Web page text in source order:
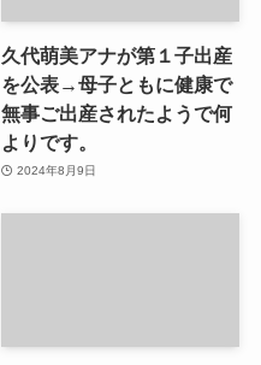
久代萌美アナが第１子出産
を公表→母子ともに健康で
無事ご出産されたようで何
よりです。
2024年8月9日